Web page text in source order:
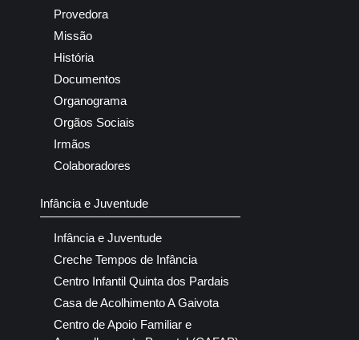
Provedora
Missão
História
Documentos
Organograma
Orgãos Sociais
Irmãos
Colaboradores
Infância e Juventude
Infância e Juventude
Creche Tempos de Infância
Centro Infantil Quinta dos Pardais
Casa de Acolhimento A Gaivota
Centro de Apoio Familiar e